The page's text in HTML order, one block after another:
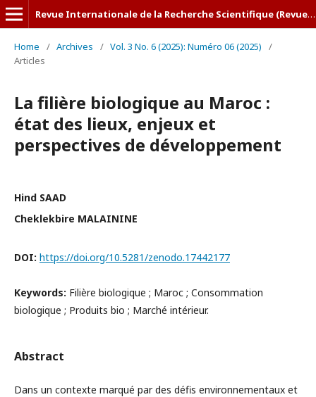
Revue Internationale de la Recherche Scientifique (Revue-IRS)
Home / Archives / Vol. 3 No. 6 (2025): Numéro 06 (2025)
/
Articles
La filière biologique au Maroc :
état des lieux, enjeux et
perspectives de développement
Hind SAAD
Cheklekbire MALAININE
DOI: https://doi.org/10.5281/zenodo.17442177
Keywords: Filière biologique ; Maroc ; Consommation
biologique ; Produits bio ; Marché intérieur.
Abstract
Dans un contexte marqué par des défis environnementaux et